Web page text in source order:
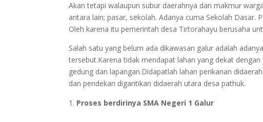
Akan tetapi walaupun subur daerahnya dan makmur
antara lain; pasar, sekolah. Adanya cuma Sekolah Dasar.
Oleh karena itu pemerintah desa Tirtorahayu berusaha
Salah satu yang belum ada dikawasan galur adalah
tersebut.Karena tidak mendapat lahan yang dekat
gedung dan lapangan.Didapatlah lahan perikanan
dan pendekan digantikan didaerah utara desa pathuk.
Proses berdirinya SMA Negeri 1 Galur